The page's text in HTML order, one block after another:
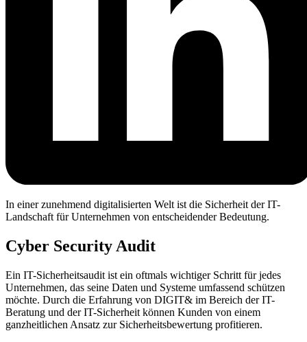
In einer zunehmend digitalisierten Welt ist die Sicherheit der IT-
Landschaft für Unternehmen von entscheidender Bedeutung.
Cyber Security Audit
Ein IT-Sicherheitsaudit ist ein oftmals wichtiger Schritt für jedes
Unternehmen, das seine Daten und Systeme umfassend schützen
möchte. Durch die Erfahrung von DIGIT& im Bereich der IT-
Beratung und der IT-Sicherheit können Kunden von einem
ganzheitlichen Ansatz zur Sicherheitsbewertung profitieren.